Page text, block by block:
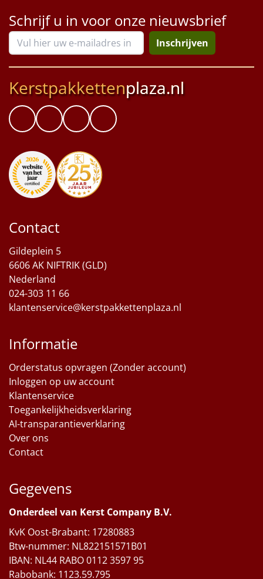
Schrijf u in voor onze nieuwsbrief
Inschrijven
Kerstpakkettenplaza.nl
Contact
Gildeplein 5
6606 AK NIFTRIK (GLD)
Nederland
024-303 11 66
klantenservice@kerstpakkettenplaza.nl
Informatie
Orderstatus opvragen (Zonder account)
Inloggen op uw account
Klantenservice
Toegankelijkheidsverklaring
AI-transparantieverklaring
Over ons
Contact
Gegevens
Onderdeel van Kerst Company B.V.
KvK Oost-Brabant: 17280883
Btw-nummer: NL822151571B01
IBAN: NL44 RABO 0112 3597 95
Rabobank: 1123.59.795